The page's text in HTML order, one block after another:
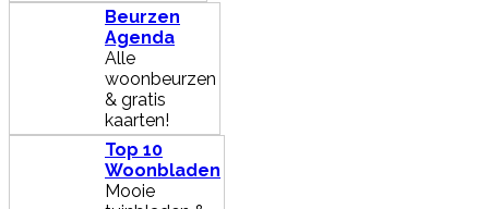
Beurzen
Agenda
Alle
woonbeurzen
& gratis
kaarten!
Top 10
Woonbladen
Mooie